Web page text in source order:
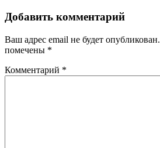
Добавить комментарий
Ваш адрес email не будет опубликован.
помечены *
Комментарий *